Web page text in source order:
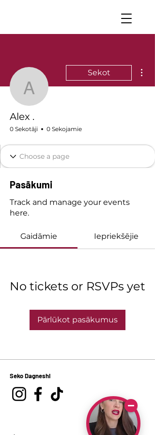
Alex .
Sekot
Alex .
0 Sekotāji 0 Sekojamie
Pasākumi
Track and manage your events
here.
Gaidāmie Iepriekšējie
No tickets or RSVPs yet
Pārlūkot pasākumus
Seko Dagneshi